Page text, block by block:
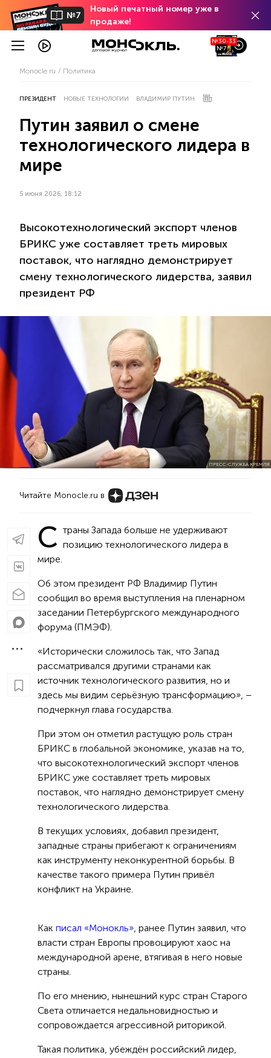
№7
Новый печатный номер уже в
продаже!
№30-33
№7
Monocle.ru Политика
ПРЕЗИДЕНТ НОВЫЕ ТЕХНОЛОГИИ ВЛАДИМИР ПУТИН
Путин заявил о смене
технологического лидера в
мире
5 июня 2026, 18:12
Высокотехнологический экспорт членов
БРИКС уже составляет треть мировых
поставок, что наглядно демонстрирует
смену технологического лидерства, заявил
президент РФ
ПРЕСС-СЛУЖБА КРЕМЛЯ
Читайте Monocle.ru в
С траны Запада больше не удерживают
позицию технологического лидера в
мире.
Об этом президент РФ Владимир Путин
сообщил во время выступления на пленарном
заседании Петербургского международного
форума (ПМЭФ).
«Исторически сложилось так, что Запад
рассматривался другими странами как
источник технологического развития, но и
здесь мы видим серьёзную трансформацию», –
подчеркнул глава государства.
При этом он отметил растущую роль стран
БРИКС в глобальной экономике, указав на то,
что высокотехнологический экспорт членов
БРИКС уже составляет треть мировых
поставок, что наглядно демонстрирует смену
технологического лидерства.
В текущих условиях, добавил президент,
западные страны прибегают к ограничениям
как инструменту неконкурентной борьбы. В
качестве такого примера Путин привёл
конфликт на Украине.
Как писал «Монокль» , ранее Путин заявил, что
власти стран Европы провоцируют хаос на
международной арене, втягивая в него новые
страны.
По его мнению, нынешний курс стран Старого
Света отличается недальновидностью и
сопровождается агрессивной риторикой.
Такая политика, убеждён российский лидер,